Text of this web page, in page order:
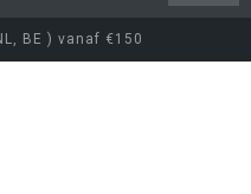
BE ) vanaf €150